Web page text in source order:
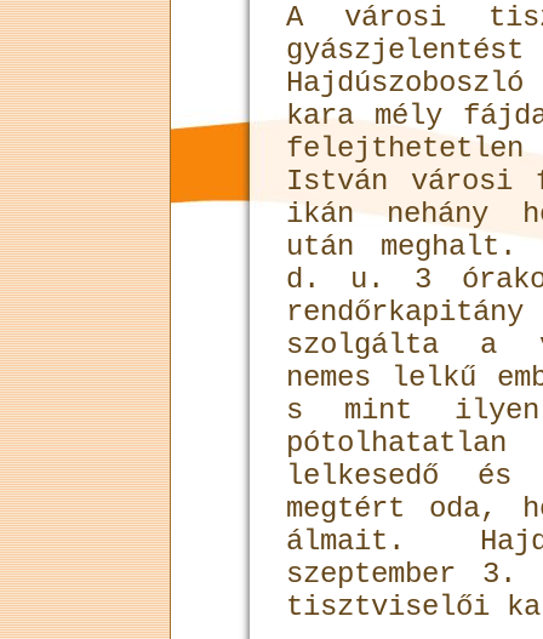
A városi
kara mély
felejthetetlen
István városi
ikán nehány
után meghalt.
d. u. 3
szolgálta a
nemes lelkű
s mint
lelkesedő és
megtért oda,
álmait.
szeptember 3.
tisztviselői